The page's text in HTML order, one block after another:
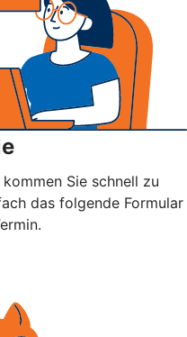
Sie schnell zu
das folgende Formular